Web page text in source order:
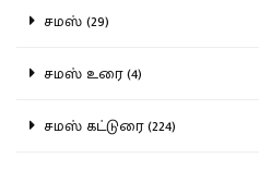
சமஸ் (29)
சமஸ் உரை (4)
சமஸ் கட்டுரை (224)